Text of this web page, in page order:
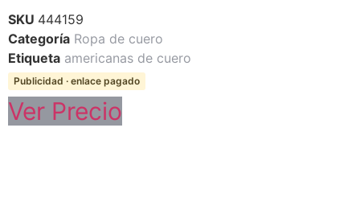
SKU 444159
Categoría Ropa de cuero
Etiqueta americanas de cuero
Publicidad · enlace pagado
Ver Precio